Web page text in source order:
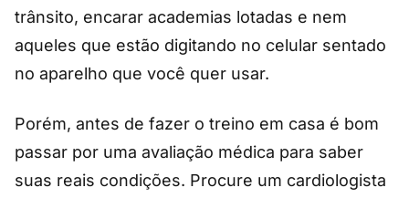
trânsito, encarar academias lotadas e nem
aqueles que estão digitando no celular sentado
no aparelho que você quer usar.
Porém, antes de fazer o treino em casa é bom
passar por uma avaliação médica para saber
suas reais condições. Procure um cardiologista